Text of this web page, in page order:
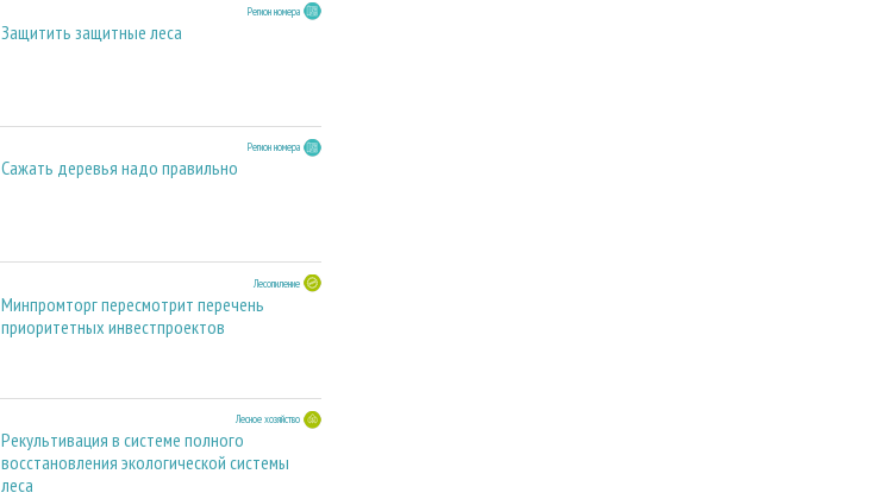
Регион номера
Защитить защитные леса
Регион номера
Сажать деревья надо правильно
Лесопиление
Минпромторг пересмотрит перечень
приоритетных инвестпроектов
Лесное хозяйство
Рекультивация в системе полного
восстановления экологической системы
леса